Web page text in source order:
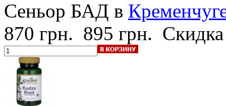
Сеньор БАД в
870 грн. 895 грн.